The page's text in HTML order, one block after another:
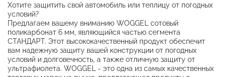
Хотите защитить свой автомобиль или теплицу от погодных
условий?
Предлагаем вашему вниманию WOGGEL сотовый
поликарбонат 6 мм, являющийся частью сегмента
СТАНДАРТ. Этот высококачественный продукт обеспечит
вам надежную защиту вашей конструкции от погодных
условий и долговечность, а также отличную защиту от
ультрафиолета. WOGGEL - это одна из самых качественных